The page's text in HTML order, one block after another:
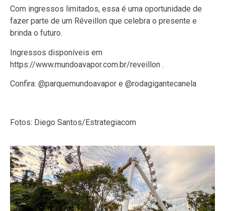
Com ingressos limitados, essa é uma oportunidade de
fazer parte de um Réveillon que celebra o presente e
brinda o futuro.
Ingressos disponíveis em
https://www.mundoavapor.com.br/reveillon .
Confira: @parquemundoavapor e @rodagigantecanela
Fotos: Diego Santos/Estrategiacom